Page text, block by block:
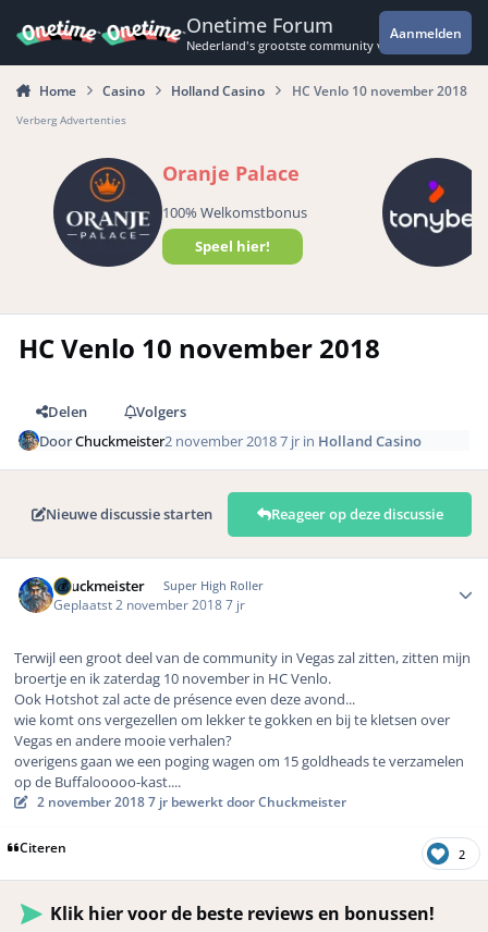
Onetime Forum
Nederland's grootste community voor de
Aanmelden
Home Casino Holland Casino HC Venlo 10 november 2018
Verberg Advertenties
Oranje Palace
100% Welkomstbonus
Speel hier!
HC Venlo 10 november 2018
Delen
Volgers
DoorChuckmeister2 november 20187 jr in Holland Casino
Nieuwe discussie starten Reageer op deze discussie
Chuckmeister Super High Roller
Geplaatst 2 november 20187 jr
Terwijl een groot deel van de community in Vegas zal zitten, zitten mijn
broertje en ik zaterdag 10 november in HC Venlo.
Ook Hotshot zal acte de présence even deze avond...
wie komt ons vergezellen om lekker te gokken en bij te kletsen over
Vegas en andere mooie verhalen?
overigens gaan we een poging wagen om 15 goldheads te verzamelen
op de Buffalooooo-kast....
2 november 20187 jr bewerkt door Chuckmeister
Citeren 2
Klik hier voor de beste reviews en bonussen!